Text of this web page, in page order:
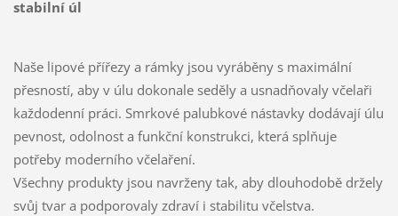
stabilní úl
Naše lipové přířezy a rámky jsou vyráběny s maximální
přesností, aby v úlu dokonale seděly a usnadňovaly včelaři
každodenní práci. Smrkové palubkové nástavky dodávají úlu
pevnost, odolnost a funkční konstrukci, která splňuje
potřeby moderního včelaření.
Všechny produkty jsou navrženy tak, aby dlouhodobě držely
svůj tvar a podporovaly zdraví i stabilitu včelstva.